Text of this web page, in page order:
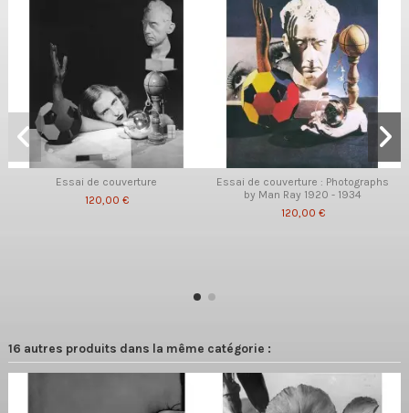
Essai de couverture
120,00 €
Essai de couverture : Photographs
by Man Ray 1920 - 1934
120,00 €
16 autres produits dans la même catégorie :